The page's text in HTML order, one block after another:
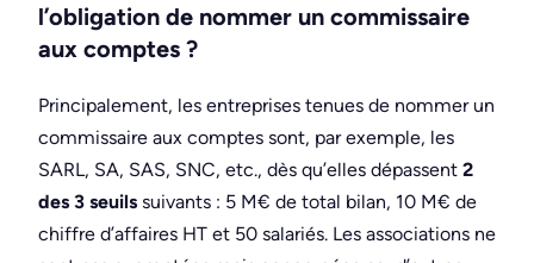
l’obligation de nommer un commissaire
aux comptes ?
Principalement, les entreprises tenues de nommer un
commissaire aux comptes sont, par exemple, les
SARL, SA, SAS, SNC, etc., dès qu’elles dépassent 2
des 3 seuils suivants : 5 M€ de total bilan, 10 M€ de
chiffre d’affaires HT et 50 salariés. Les associations ne